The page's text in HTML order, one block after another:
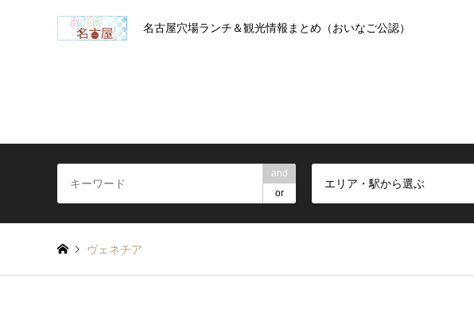
名古屋穴場ランチ＆観光情報まとめ（おいなご公認）
and
or
エリア・駅から選ぶ
ヴェネチア